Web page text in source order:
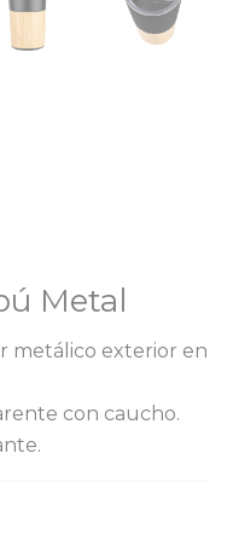
Metal
metálico exterior en
con caucho.